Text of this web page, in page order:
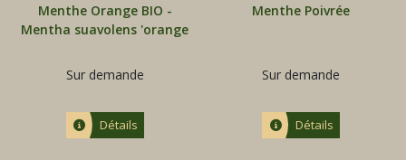
Menthe Orange BIO -
Mentha suavolens 'orange
Sur demande
Détails
Menthe Poivrée
Sur demande
Détails